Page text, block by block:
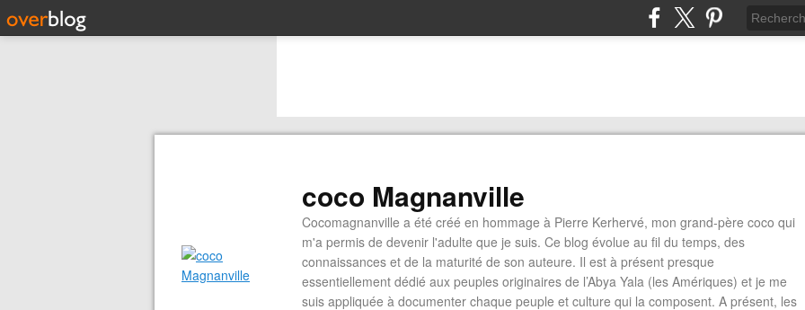
coco Magnanville
Cocomagnanville a été créé en hommage à Pierre Kerhervé, mon grand-père coco qui
m'a permis de devenir l'adulte que je suis. Ce blog évolue au fil du temps, des
connaissances et de la maturité de son auteure. Il est à présent presque
essentiellement dédié aux peuples originaires de l’Abya Yala (les Amériques) et je me
suis appliquée à documenter chaque peuple et culture qui la composent. A présent, les